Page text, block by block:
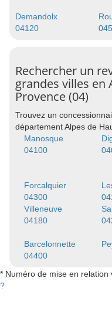
Demandolx
04120
Rechercher un
grandes villes en
Provence (04)
Trouvez un
département Alpes de
Manosque
04100
Forcalquier
04300
Villeneuve
04180
Barcelonnette
04400
* Numéro de mise en relation
?